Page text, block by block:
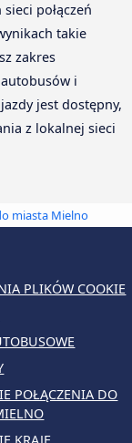
połączeń
takie
zakres
i
jest dostępny,
z lokalnej sieci
miasta Mielno
PLIKÓW COOKIE
POŁĄCZENIA DO